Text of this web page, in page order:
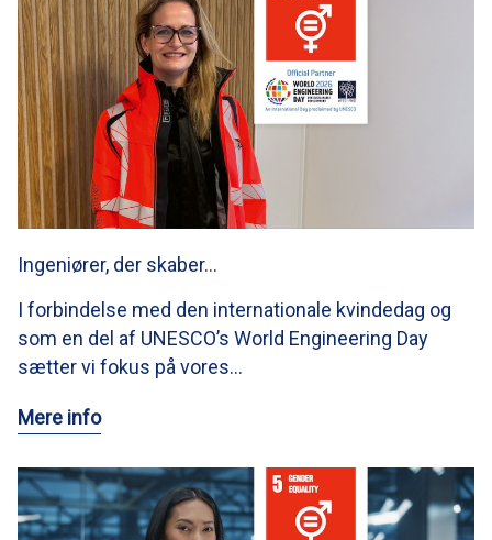
Ingeniører, der skaber…
I forbindelse med den internationale kvindedag og
som en del af UNESCO’s World Engineering Day
sætter vi fokus på vores…
Mere info